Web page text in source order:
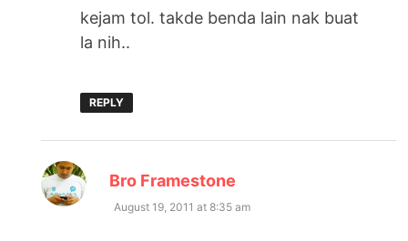
kejam tol. takde benda lain nak buat
la nih..
REPLY
Bro Framestone
August 19, 2011 at 8:35 am